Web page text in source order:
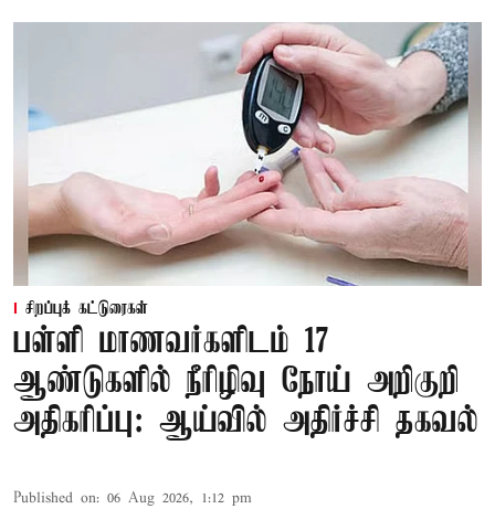
சிறப்புக் கட்டுரைகள்
பள்ளி மாணவர்களிடம் 17
ஆண்டுகளில் நீரிழிவு நோய் அறிகுறி
அதிகரிப்பு: ஆய்வில் அதிர்ச்சி தகவல்
Published on: 06 Aug 2026, 1:12 pm